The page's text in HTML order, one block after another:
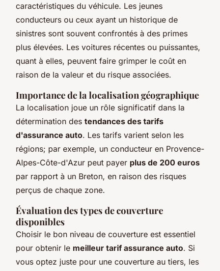
caractéristiques du véhicule. Les jeunes
conducteurs ou ceux ayant un historique de
sinistres sont souvent confrontés à des primes
plus élevées. Les voitures récentes ou puissantes,
quant à elles, peuvent faire grimper le coût en
raison de la valeur et du risque associées.
Importance de la localisation géographique
La localisation joue un rôle significatif dans la
détermination des tendances des tarifs
d'assurance auto. Les tarifs varient selon les
régions; par exemple, un conducteur en Provence-
Alpes-Côte-d'Azur peut payer plus de 200 euros
par rapport à un Breton, en raison des risques
perçus de chaque zone.
Évaluation des types de couverture
disponibles
Choisir le bon niveau de couverture est essentiel
pour obtenir le meilleur tarif assurance auto. Si
vous optez juste pour une couverture au tiers, les